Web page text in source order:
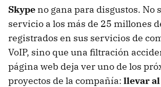
Skype no gana para disgustos. No
servicio a los más de 25 millones
registrados en sus servicios de
VoIP, sino que una filtración
página web deja ver uno de los
proyectos de la compañía: llevar